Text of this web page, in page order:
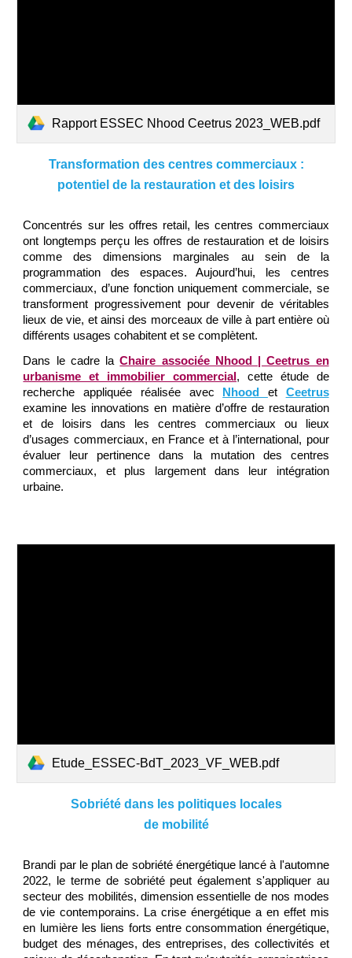
Rapport ESSEC Nhood Ceetrus 2023_WEB.pdf
Transformation des centres commerciaux :
potentiel de la restauration et des loisirs
Concentrés sur les offres retail, les centres commerciaux
ont longtemps perçu les offres de restauration et de loisirs
comme des dimensions marginales au sein de la
programmation des espaces. Aujourd’hui, les centres
commerciaux, d’une fonction uniquement commerciale, se
transforment progressivement pour devenir de véritables
lieux de vie, et ainsi des morceaux de ville à part entière où
différents usages cohabitent et se complètent.
Dans le cadre laChaire associée Nhood | Ceetrus en
urbanisme et immobilier commercial , cette étude de
recherche appliquée réalisée avec
Nhood et Ceetrus
examine les innovations en matière d’offre de restauration
et de loisirs dans les centres commerciaux ou lieux
d’usages commerciaux, en France et à l’international, pour
évaluer leur pertinence dans la mutation des centres
commerciaux, et plus largement dans leur intégration
urbaine.
Etude_ESSEC-BdT_2023_VF_WEB.pdf
Sobriété dans les politiques locales
de mobilité
Brandi par le plan de sobriété énergétique lancé à l'automne
2022, le terme de sobriété peut également s'appliquer au
secteur des mobilités, dimension essentielle de nos modes
de vie contemporains. La crise énergétique a en effet mis
en lumière les liens forts entre consommation énergétique,
budget des ménages, des entreprises, des collectivités et